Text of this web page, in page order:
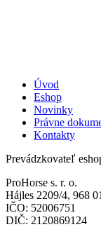
Úvod
Eshop
Novinky
Právne
Kontakty
Prevádzkovateľ
ProHorse s. r. o.
Hájles 2209/4, 968
IČO: 52006751
DIČ: 2120869124